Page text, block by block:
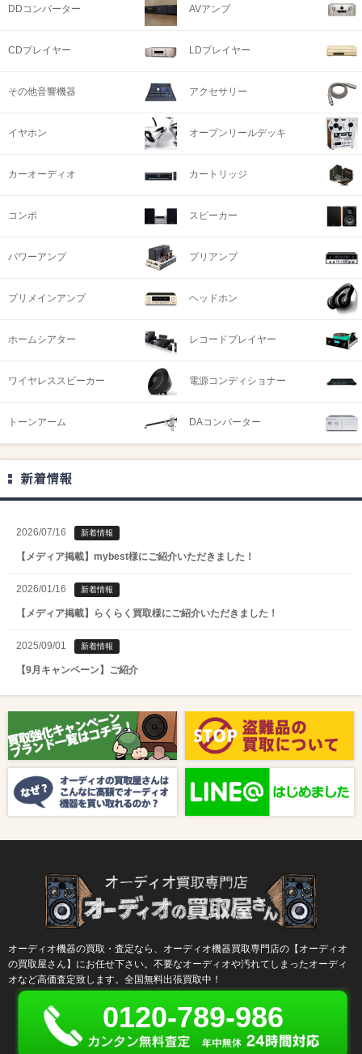
DDコンバーター AVアンプ
CDプレイヤー LDプレイヤー
その他音響機器 アクセサリー
イヤホン オープンリールデッキ
カーオーディオ カートリッジ
コンポ スピーカー
パワーアンプ プリアンプ
プリメインアンプ ヘッドホン
ホームシアター レコードプレイヤー
ワイヤレススピーカー 電源コンディショナー
トーンアーム DAコンバーター
新着情報
2026/07/16 新着情報
【メディア掲載】mybest様にご紹介いただきました！
2026/01/16 新着情報
【メディア掲載】らくらく買取様にご紹介いただきました！
2025/09/01 新着情報
【9月キャンペーン】ご紹介
【8月キャンペーン】ご紹介
2024/10/04 新着情報
【ラジオ番組放送のお知らせ】
オーディオ機器の買取・査定なら、オーディオ機器買取専門店の【オーディオ
の買取屋さん】にお任せ下さい。不要なオーディオや汚れてしまったオーディ
オなど高価査定致します。全国無料出張買取中！
0120-789-986